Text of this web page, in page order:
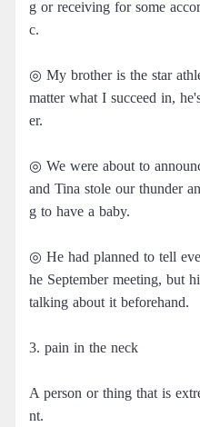
g or receiving for some
c.
◎ My brother is the star
matter what I succeed in,
er.
◎ We were about to
and Tina stole our thunder
g to have a baby.
◎ He had planned to tell
he September meeting, but
talking about it beforehand.
3. pain in the neck
A person or thing that is
nt.